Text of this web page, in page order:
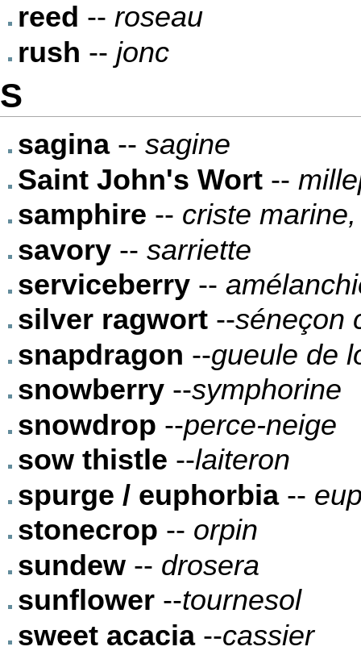
reed -- roseau
rush -- jonc
S
sagina-- sagine
Saint John's Wort --
samphire -- criste
savory -- sarriette
serviceberry --
silver ragwort --séneçon
snapdragon --gueule de
snowberry --symphorine
snowdrop --perce-neige
sow thistle --laiteron
spurge / euphorbia--
stonecrop -- orpin
sundew -- drosera
sunflower --tournesol
sweet acacia--cassier